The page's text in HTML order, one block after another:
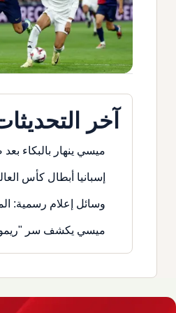
آخر
ميسي ينهار بالبكاء
إسبانيا أبطال كأس
وسائل إعلام رسمية:
ميسي يكشف سر